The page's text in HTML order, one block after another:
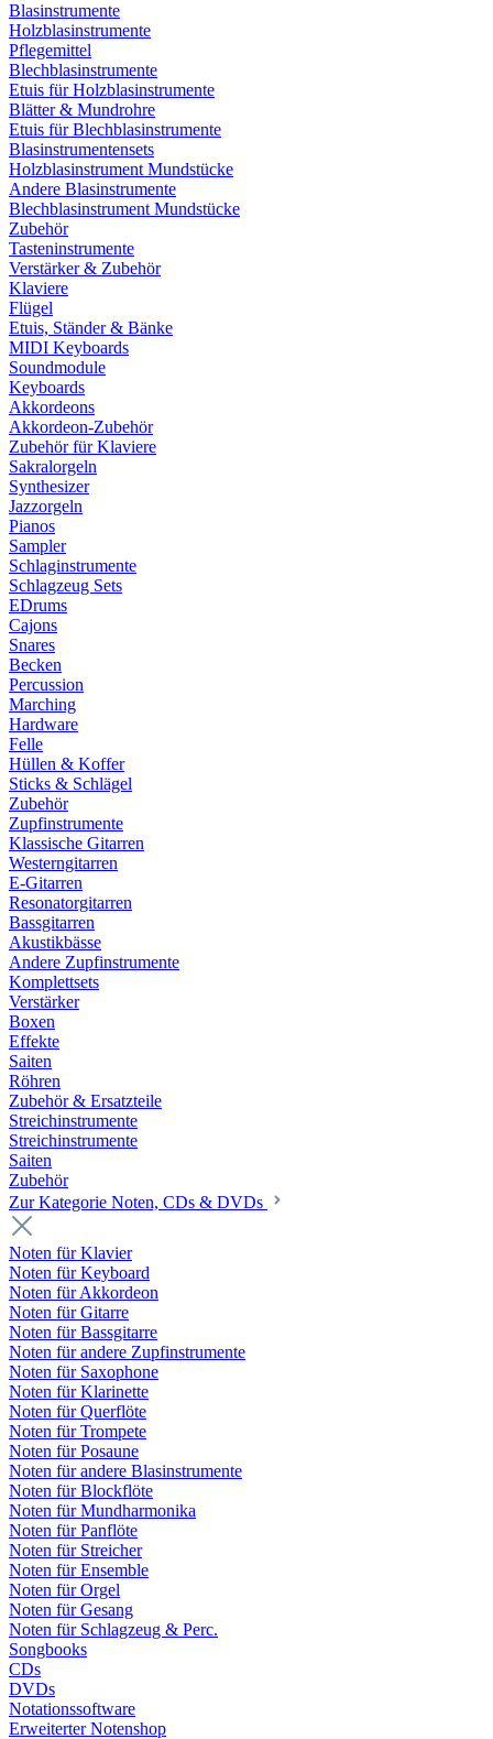
Blasinstrumente
Holzblasinstrumente
Pflegemittel
Blechblasinstrumente
Etuis für Holzblasinstrumente
Blätter & Mundrohre
Etuis für Blechblasinstrumente
Blasinstrumentensets
Holzblasinstrument Mundstücke
Andere Blasinstrumente
Blechblasinstrument Mundstücke
Zubehör
Tasteninstrumente
Verstärker & Zubehör
Klaviere
Flügel
Etuis, Ständer & Bänke
MIDI Keyboards
Soundmodule
Keyboards
Akkordeons
Akkordeon-Zubehör
Zubehör für Klaviere
Sakralorgeln
Synthesizer
Jazzorgeln
Pianos
Sampler
Schlaginstrumente
Schlagzeug Sets
EDrums
Cajons
Snares
Becken
Percussion
Marching
Hardware
Felle
Hüllen & Koffer
Sticks & Schlägel
Zubehör
Zupfinstrumente
Klassische Gitarren
Westerngitarren
E-Gitarren
Resonatorgitarren
Bassgitarren
Akustikbässe
Andere Zupfinstrumente
Komplettsets
Verstärker
Boxen
Effekte
Saiten
Röhren
Zubehör & Ersatzteile
Streichinstrumente
Streichinstrumente
Saiten
Zubehör
Zur Kategorie Noten, CDs & DVDs
Noten für Klavier
Noten für Keyboard
Noten für Akkordeon
Noten für Gitarre
Noten für Bassgitarre
Noten für andere Zupfinstrumente
Noten für Saxophone
Noten für Klarinette
Noten für Querflöte
Noten für Trompete
Noten für Posaune
Noten für andere Blasinstrumente
Noten für Blockflöte
Noten für Mundharmonika
Noten für Panflöte
Noten für Streicher
Noten für Ensemble
Noten für Orgel
Noten für Gesang
Noten für Schlagzeug & Perc.
Songbooks
CDs
DVDs
Notationssoftware
Erweiterter Notenshop